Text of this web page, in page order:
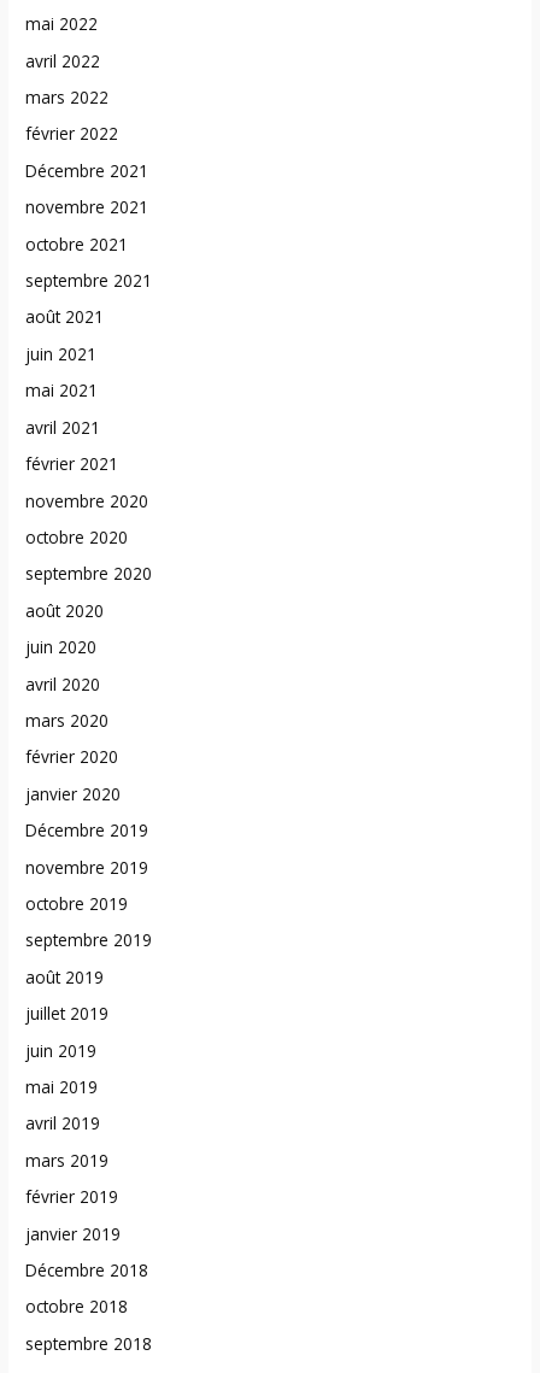
mai 2022
avril 2022
mars 2022
février 2022
Décembre 2021
novembre 2021
octobre 2021
septembre 2021
août 2021
juin 2021
mai 2021
avril 2021
février 2021
novembre 2020
octobre 2020
septembre 2020
août 2020
juin 2020
avril 2020
mars 2020
février 2020
janvier 2020
Décembre 2019
novembre 2019
octobre 2019
septembre 2019
août 2019
juillet 2019
juin 2019
mai 2019
avril 2019
mars 2019
février 2019
janvier 2019
Décembre 2018
octobre 2018
septembre 2018